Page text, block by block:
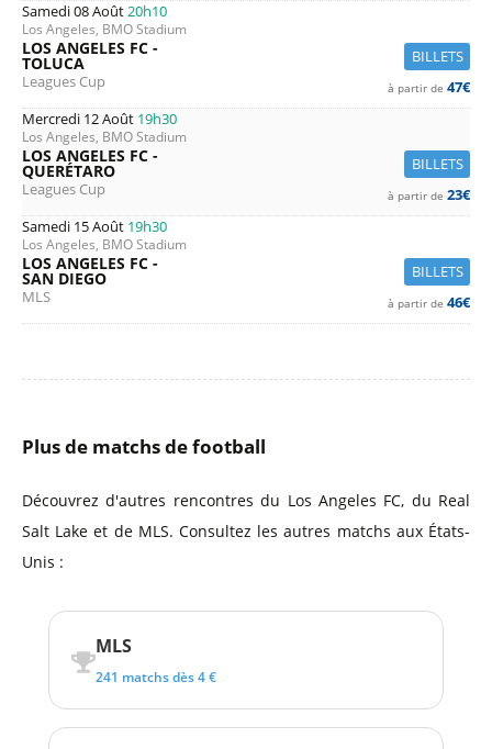
Samedi 08 Août20h10
Los Angeles, BMO Stadium
BILLETS
LOS ANGELES FC -
TOLUCA
Leagues Cup à partir de 47€
Mercredi 12 Août 19h30
Los Angeles, BMO Stadium
BILLETS
LOS ANGELES FC -
QUERÉTARO
Leagues Cup à partir de 23€
Samedi 15 Août 19h30
Los Angeles, BMO Stadium
BILLETS
LOS ANGELES FC -
SAN DIEGO
MLS à partir de 46€
Plus de matchs de football
Découvrez d'autres rencontres du Los Angeles FC, du Real
Salt Lake et de MLS. Consultez les autres matchs aux États-
Unis :
MLS
241 matchs dès 4 €